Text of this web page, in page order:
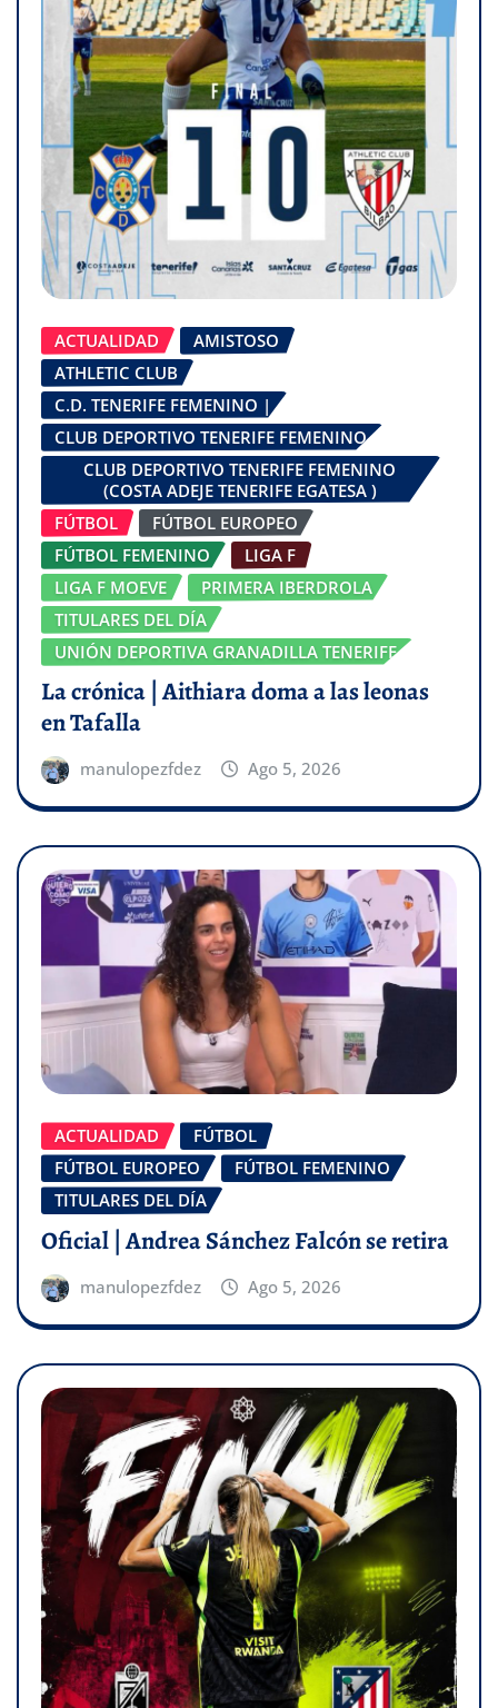
ACTUALIDAD
AMISTOSO
ATHLETIC CLUB
C.D. TENERIFE FEMENINO |
CLUB DEPORTIVO TENERIFE FEMENINO
CLUB DEPORTIVO TENERIFE FEMENINO
(COSTA ADEJE TENERIFE EGATESA )
FÚTBOL
FÚTBOL EUROPEO
FÚTBOL FEMENINO
LIGA F
LIGA F MOEVE
PRIMERA IBERDROLA
TITULARES DEL DÍA
UNIÓN DEPORTIVA GRANADILLA TENERIFE
La crónica | Aithiara doma a las leonas
en Tafalla
manulopezfdez Ago 5, 2026
ACTUALIDAD
FÚTBOL
FÚTBOL EUROPEO
FÚTBOL FEMENINO
TITULARES DEL DÍA
Oficial | Andrea Sánchez Falcón se retira
manulopezfdez Ago 5, 2026